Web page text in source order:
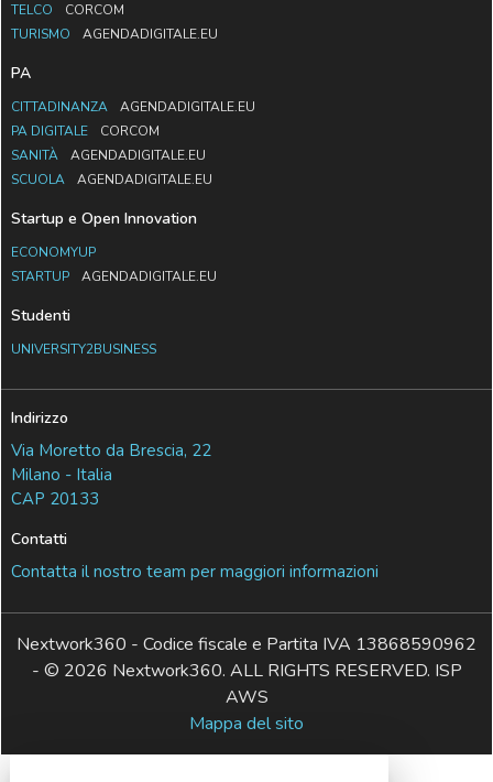
TELCO
CORCOM
TURISMO
AGENDADIGITALE.EU
PA
CITTADINANZA
AGENDADIGITALE.EU
PA DIGITALE
CORCOM
SANITÀ
AGENDADIGITALE.EU
SCUOLA
AGENDADIGITALE.EU
Startup e Open Innovation
ECONOMYUP
STARTUP
AGENDADIGITALE.EU
Studenti
UNIVERSITY2BUSINESS
Indirizzo
Via Moretto da Brescia, 22
Milano - Italia
CAP 20133
Contatti
Contatta il nostro team per maggiori informazioni
Nextwork360 - Codice fiscale e Partita IVA 13868590962
- © 2026 Nextwork360. ALL RIGHTS RESERVED. ISP
AWS
Mappa del sito